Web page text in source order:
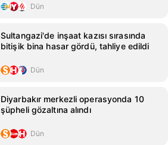
Dün
Sultangazi'de inşaat kazısı sırasında
bitişik bina hasar gördü, tahliye edildi
Dün
Diyarbakır merkezli operasyonda 10
şüpheli gözaltına alındı
Dün